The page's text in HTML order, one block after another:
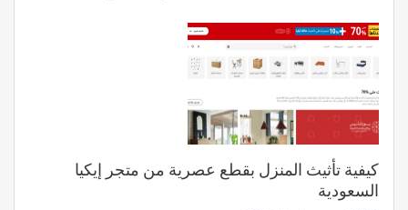
كيفية تأثيث المنزل بقطع عصرية من متجر إيكيا
السعودية